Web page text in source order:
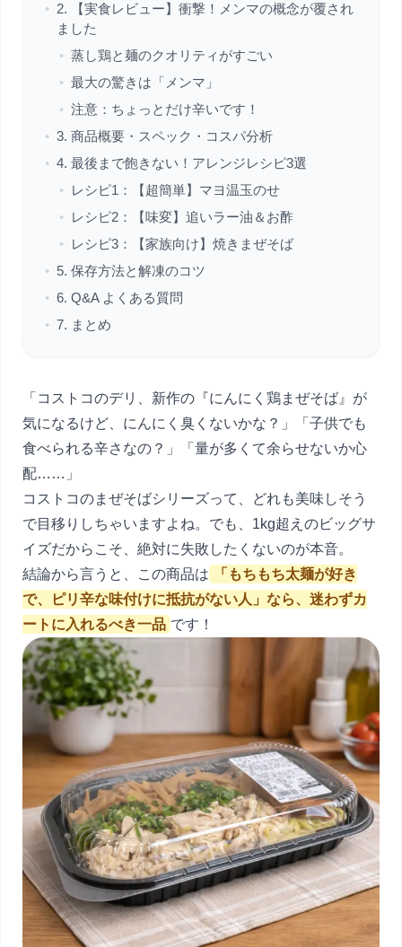
• 2. 【実食レビュー】衝撃！メンマの概念が覆され
ました
• 蒸し鶏と麺のクオリティがすごい
• 最大の驚きは「メンマ」
• 注意：ちょっとだけ辛いです！
• 3. 商品概要・スペック・コスパ分析
• 4. 最後まで飽きない！アレンジレシピ3選
•
レシピ1：【超簡単】マヨ温玉のせ
•
レシピ2：【味変】追いラー油＆お酢
•
レシピ3：【家族向け】焼きまぜそば
• 5. 保存方法と解凍のコツ
• 6. Q&A よくある質問
• 7. まとめ
「コストコのデリ、新作の『にんにく鶏まぜそば』が
気になるけど、にんにく臭くないかな？」「子供でも
食べられる辛さなの？」「量が多くて余らせないか心
配……」
コストコのまぜそばシリーズって、どれも美味しそう
で目移りしちゃいますよね。でも、1kg超えのビッグサ
イズだからこそ、絶対に失敗したくないのが本音。
結論から言うと、この商品は
「もちもち太麺が好き
で、ピリ辛な味付けに抵抗がない人」なら、迷わずカ
ートに入れるべき一品 です！